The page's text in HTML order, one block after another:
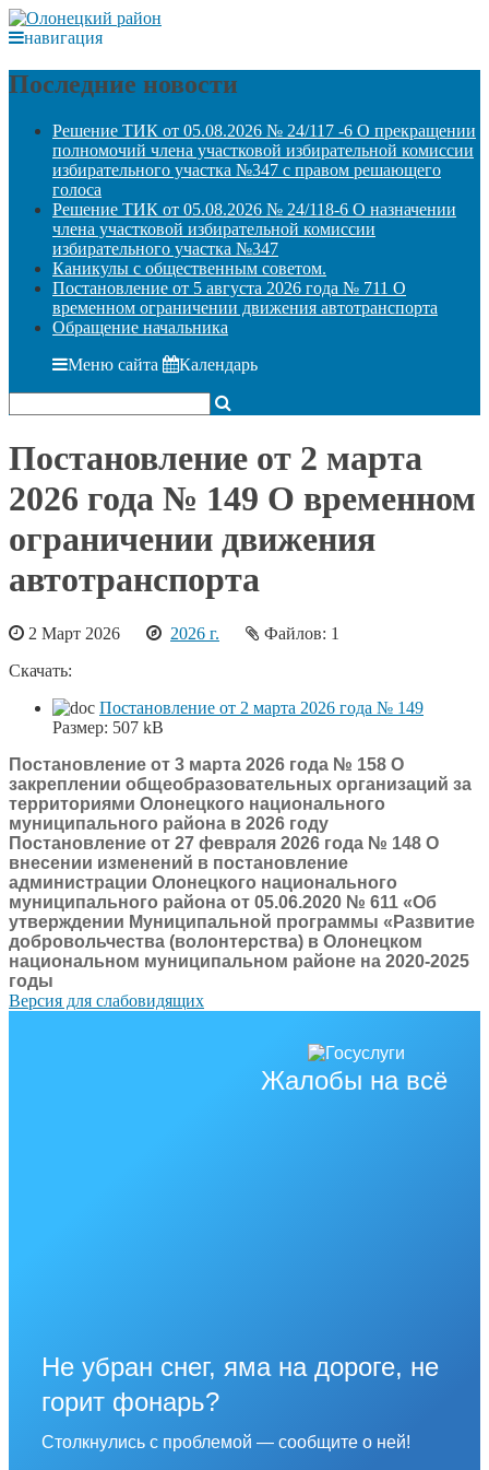
навигация
Последние новости
Решение ТИК от 05.08.2026 № 24/117 -6 О прекращении
полномочий члена участковой избирательной комиссии
избирательного участка №347 с правом решающего
голоса
Решение ТИК от 05.08.2026 № 24/118-6 О назначении
члена участковой избирательной комиссии
избирательного участка №347
Каникулы с общественным советом.
Постановление от 5 августа 2026 года № 711 О
временном ограничении движения автотранспорта
Обращение начальника
Меню сайта Календарь
Постановление от 2 марта
2026 года № 149 О временном
ограничении движения
автотранспорта
2 Март 2026 2026 г.
Файлов: 1
Скачать:
Постановление от 2 марта 2026 года № 149
Размер: 507 kB
Постановление от 3 марта 2026 года № 158 О
закреплении общеобразовательных организаций за
территориями Олонецкого национального
муниципального района в 2026 году
Постановление от 27 февраля 2026 года № 148 О
внесении изменений в постановление
администрации Олонецкого национального
муниципального района от 05.06.2020 № 611 «Об
утверждении Муниципальной программы «Развитие
добровольчества (волонтерства) в Олонецком
национальном муниципальном районе на 2020-2025
годы
Версия для слабовидящих
Жалобы на всё
Не убран снег, яма на дороге, не
горит фонарь?
Столкнулись с проблемой — сообщите о ней!